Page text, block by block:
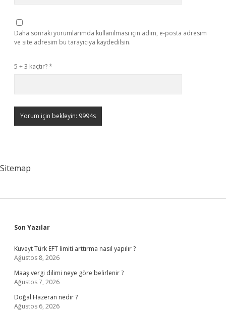
Daha sonraki yorumlarımda kullanılması için adım, e-posta adresim
ve site adresim bu tarayıcıya kaydedilsin.
5 + 3 kaçtır?*
Sitemap
Sidebar
Son Yazılar
Kuveyt Türk EFT limiti arttırma nasıl yapılır ?
Ağustos 8, 2026
Maaş vergi dilimi neye göre belirlenir ?
Ağustos 7, 2026
Doğal Hazeran nedir ?
Ağustos 6, 2026